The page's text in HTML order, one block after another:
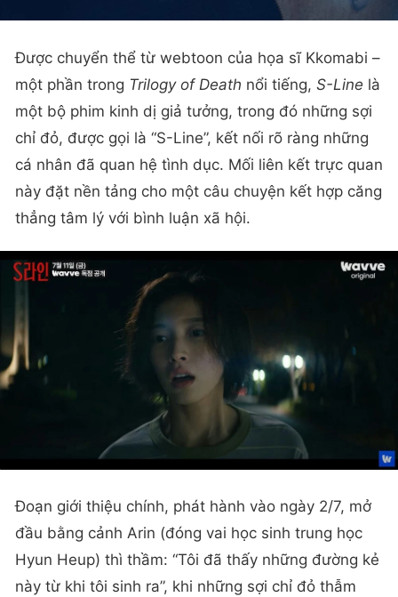
Được chuyển thể từ webtoon của họa sĩ Kkomabi –
một phần trong Trilogy of Death nổi tiếng, S-Line là
một bộ phim kinh dị giả tưởng, trong đó những sợi
chỉ đỏ, được gọi là “S-Line”, kết nối rõ ràng những
cá nhân đã quan hệ tình dục. Mối liên kết trực quan
này đặt nền tảng cho một câu chuyện kết hợp căng
thẳng tâm lý với bình luận xã hội.
Đoạn giới thiệu chính, phát hành vào ngày 2/7, mở
đầu bằng cảnh Arin (đóng vai học sinh trung học
Hyun Heup) thì thầm: “Tôi đã thấy những đường kẻ
này từ khi tôi sinh ra”, khi những sợi chỉ đỏ thẫm